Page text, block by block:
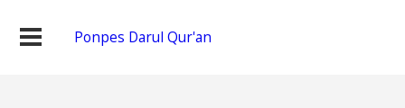
Ponpes Darul Qur'an